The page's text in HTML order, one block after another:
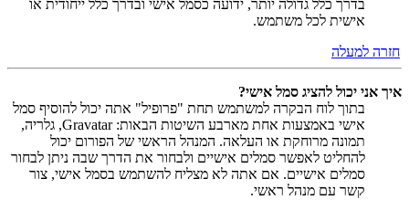
בדרך כלל גדולה יותר, ידועה כסמל אישי ובדרך כלל ייחודית או
אישית לכל משתמש.
חזרה למעלה
איך אני יכול להציג סמל אישי?
בתוך לוח הבקרה למשתמש תחת "פרופיל" אתה יכול להוסיף סמל
אישי באמצעות אחת מארבע השיטות הבאות: Gravatar, גלריה,
תמונה מרוחקת או העלאה. המנהל הראשי של הפורום יכול
להחליט לאפשר סמלים אישיים ולבחור את הדרך שבה ניתן לבחור
סמלים אישיים. אם אתה לא מצליח להשתמש בסמל אישי, צור
קשר עם מנהל ראשי.